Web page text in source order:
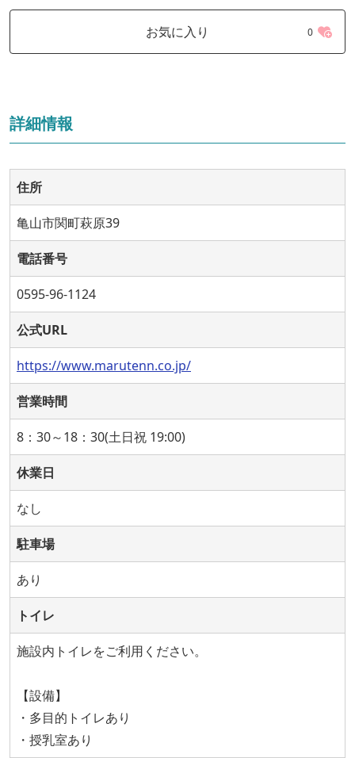
お気に入り 0
詳細情報
住所
亀山市関町萩原39
電話番号
0595-96-1124
公式URL
https://www.marutenn.co.jp/
営業時間
8：30～18：30(土日祝 19:00)
休業日
なし
駐車場
あり
トイレ
施設内トイレをご利用ください。
【設備】
・多目的トイレあり
・授乳室あり